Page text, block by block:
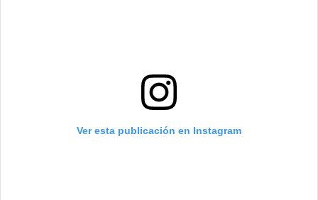
Ver esta publicación en Instagram